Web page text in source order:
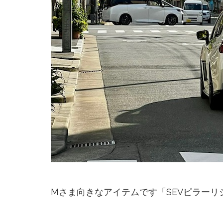
Mさま向きなアイテムです「SEVピラーリ